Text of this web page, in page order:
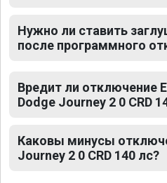
Нужно ли ставить
после программного
Вредит ли отключение
Dodge Journey 2 0 CRD
Каковы минусы
Journey 2 0 CRD 140 лс?